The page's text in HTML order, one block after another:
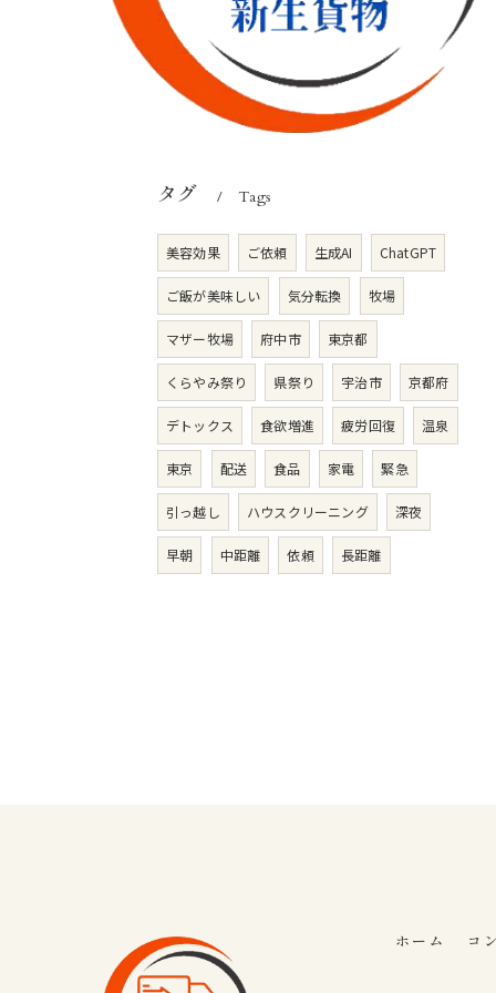
タグ Tags
美容効果 ご依頼 生成AI ChatGPT
ご飯が美味しい 気分転換 牧場
マザー牧場 府中市 東京都
くらやみ祭り 県祭り 宇治市 京都府
デトックス 食欲増進 疲労回復 温泉
東京 配送 食品 家電 緊急
引っ越し ハウスクリーニング 深夜
早朝 中距離 依頼 長距離
ホーム コ